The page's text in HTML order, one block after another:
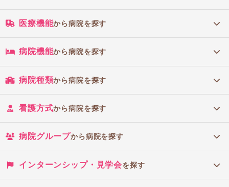
医療機能から病院を探す
病院機能から病院を探す
病院種類から病院を探す
看護方式から病院を探す
病院グループから病院を探す
インターンシップ・見学会を探す